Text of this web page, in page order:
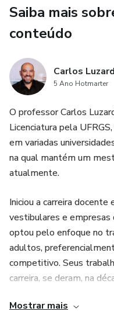
Saiba mais
conteúdo
Carlos
5 Ano Hotmarter
O professor Carlos
Licenciatura pela
em variadas
na qual mantém um
atualmente.
Iniciou a carreira
vestibulares e empresas
optou pelo enfoque no
adultos,
competitivo. Seus
carreira, se deram, na
Pré-Vestibular e Mutirão
Mostrar mais